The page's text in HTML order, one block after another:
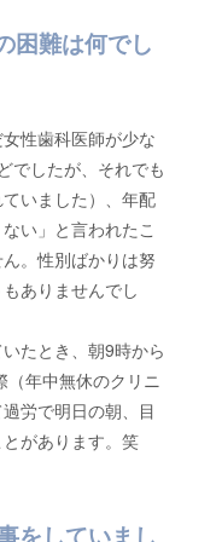
困難は何でし
性歯科医師が少な
でしたが、それでも
いました）、年配
い」と言われたこ
。性別ばかりは努
ありませんでし
たとき、朝9時から
年中無休のクリニ
労で明日の朝、目
があります。笑
をしていまし